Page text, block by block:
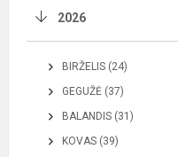
2026
BIRŽELIS (24)
GEGUŽĖ (37)
BALANDIS (31)
KOVAS (39)